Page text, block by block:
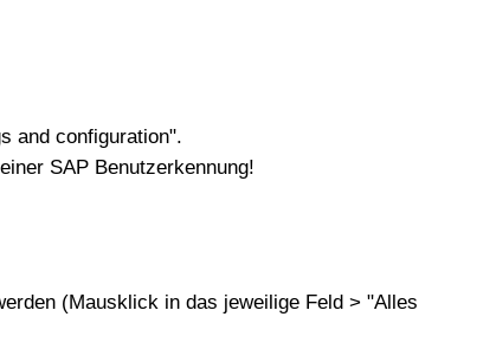
and configuration".
SAP Benutzerkennung!
(Mausklick in das jeweilige Feld > "Alles